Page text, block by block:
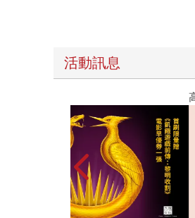
活動訊息
高功能倖存者：如果不